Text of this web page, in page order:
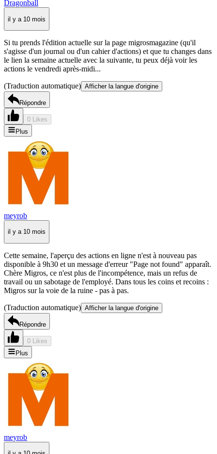
Dragonball
il y a 10 mois
Si tu prends l'édition actuelle sur la page migrosmagazine (qu'il
s'agisse d'un journal ou d'un cahier d'actions) et que tu changes dans
le lien la semaine actuelle avec la suivante, tu peux déjà voir les
actions le vendredi après-midi...
(Traduction automatique) Afficher la langue d'origine
Répondre
0 Likes
Plus
meyrob
il y a 10 mois
Cette semaine, l'aperçu des actions en ligne n'est à nouveau pas
disponible à 9h30 et un message d'erreur "Page not found" apparaît.
Chère Migros, ce n'est plus de l'incompétence, mais un refus de
travail ou un sabotage de l'employé. Dans tous les coins et recoins :
Migros sur la voie de la ruine - pas à pas.
(Traduction automatique) Afficher la langue d'origine
Répondre
0 Likes
Plus
meyrob